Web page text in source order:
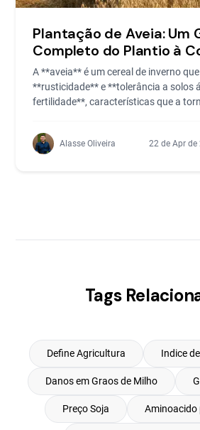
Plantação de Aveia: Um
Completo do Plantio à
A **aveia** é um cereal de inverno
**rusticidade** e **tolerância a solos
fertilidade**, características que a
Alasse Oliveira 22 de Apr de
Tags
Define Agricultura Indice
Danos em Graos de Milho
Preço Soja Aminoacido